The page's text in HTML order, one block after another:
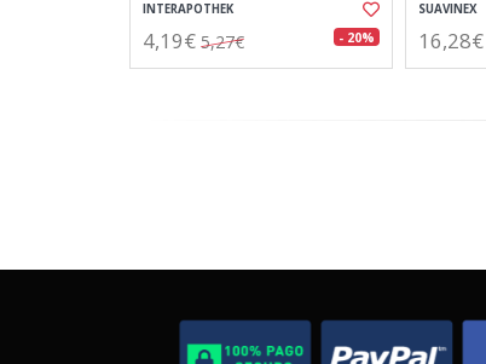
INTERAPOTHEK
4,19€ 5,27€ - 20%
SUAVINEX
16,28€